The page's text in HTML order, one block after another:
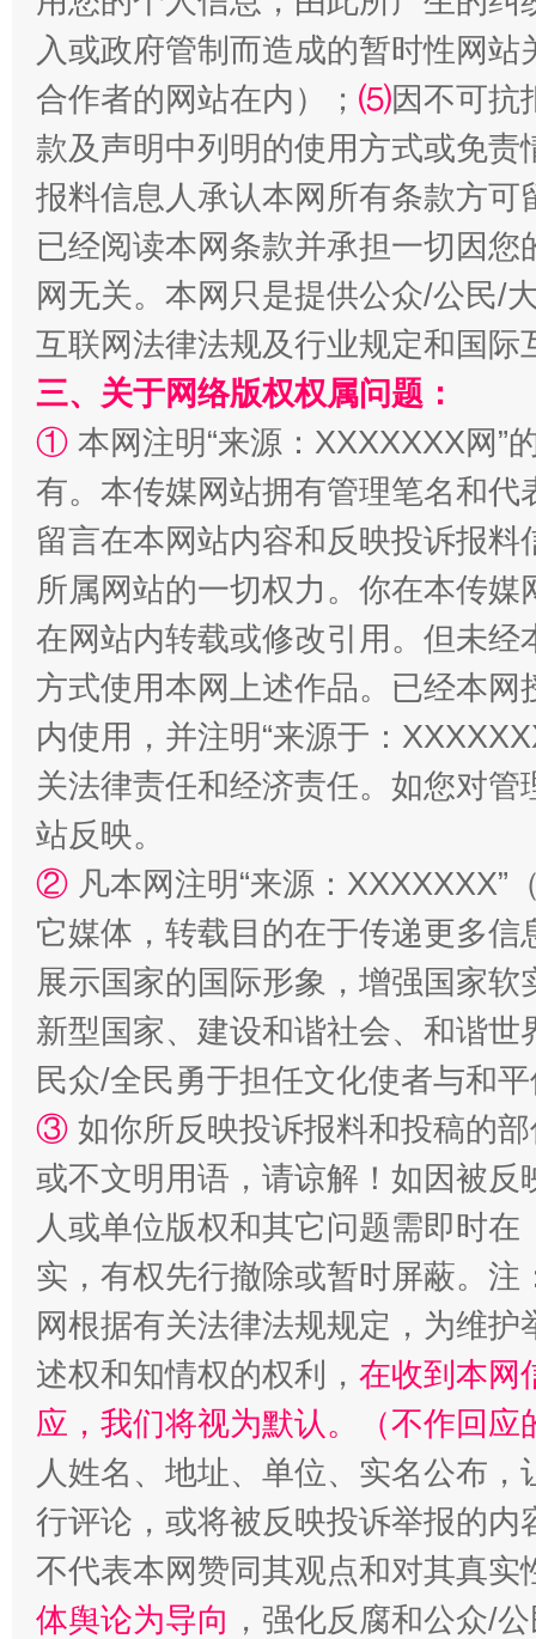
全民健身五年计划来了！等你上场
阿坝州三大球赛在茂县开幕 规模
国家大学科技园优化重塑工作
扯下公款旅游的“隐身衣” 如何以
“蜀中异人”王建安的艺术幻境
入或政府管制而造成的暂时性网
合作者的网站在内）； ⑸因不可抗
款及声明中列明的使用方式或免责
报料信息人承认本网所有条款方
已经阅读本网条款并承担一切因
网无关。本网只是提供公众/公民/
互联网法律法规及行业规定和国
三、关于网络版权权属问题：
① 本网注明“来源：XXXXXXX网”
有。本传媒网站拥有管理笔名和
留言在本网站内容和反映投诉报
所属网站的一切权力。你在本传
在网站内转载或修改引用。但未
方式使用本网上述作品。已经本
内使用，并注明“来源于：
关法律责任和经济责任。如您对
站反映。
② 凡本网注明“来源：
它媒体，转载目的在于传递更多
展示国家的国际形象，增强国家
新型国家、建设和谐社会、和谐
民众/全民勇于担任文化使者与和
③ 如你所反映投诉报料和投稿的
或不文明用语，请谅解！如因被
人或单位版权和其它问题需即时在
实，有权先行撤除或暂时屏蔽。
网根据有关法律法规规定，为维
述权和知情权的权利， 在收到本网
应，我们将视为默认。（不作回应
人姓名、地址、单位、实名公布
行评论，或将被反映投诉举报的
不代表本网赞同其观点和对其真实
体舆论为导向 ，强化反腐和公众/